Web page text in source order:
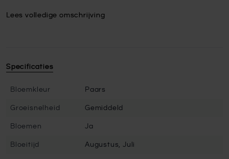
Lees volledige omschrijving
Specificaties
Bloemkleur Paars
Groeisnelheid Gemiddeld
Bloemen Ja
Bloeitijd Augustus, Juli